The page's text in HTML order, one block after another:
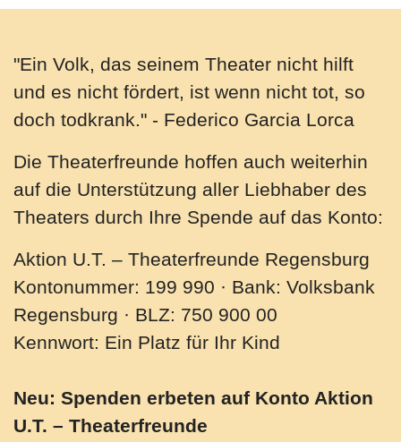
"Ein Volk, das seinem Theater nicht hilft
und es nicht fördert, ist wenn nicht tot, so
doch todkrank." - Federico Garcia Lorca
Die Theaterfreunde hoffen auch weiterhin
auf die Unterstützung aller Liebhaber des
Theaters durch Ihre Spende auf das Konto:
Aktion U.T. – Theaterfreunde Regensburg
Kontonummer: 199 990 · Bank: Volksbank
Regensburg · BLZ: 750 900 00
Kennwort: Ein Platz für Ihr Kind
Neu: Spenden erbeten auf Konto Aktion
U.T. – Theaterfreunde